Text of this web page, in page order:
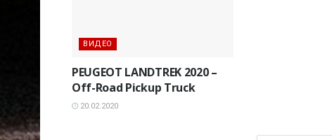
ВИДЕО
PEUGEOT LANDTREK 2020 –
Off-Road Pickup Truck
20.02.2020